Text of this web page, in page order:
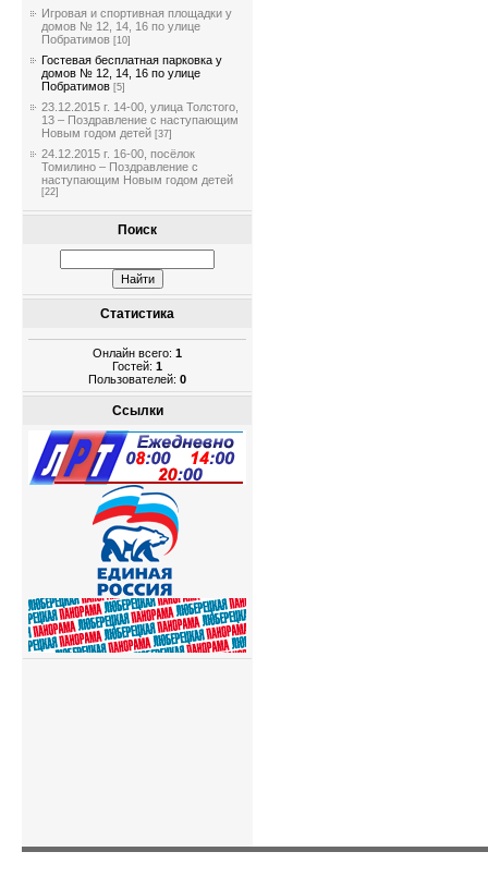
Игровая и спортивная площадки у
домов № 12, 14, 16 по улице
Побратимов [10]
Гостевая бесплатная парковка у
домов № 12, 14, 16 по улице
Побратимов [5]
23.12.2015 г. 14-00, улица Толстого,
13 – Поздравление с наступающим
Новым годом детей [37]
24.12.2015 г. 16-00, посёлок
Томилино – Поздравление с
наступающим Новым годом детей
[22]
Поиск
Статистика
Онлайн всего: 1
Гостей: 1
Пользователей: 0
Ссылки